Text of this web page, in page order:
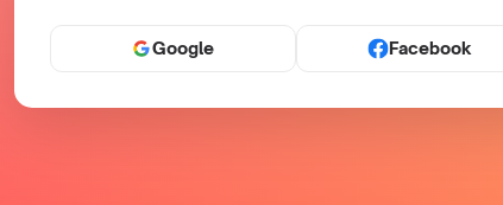
Google Facebook